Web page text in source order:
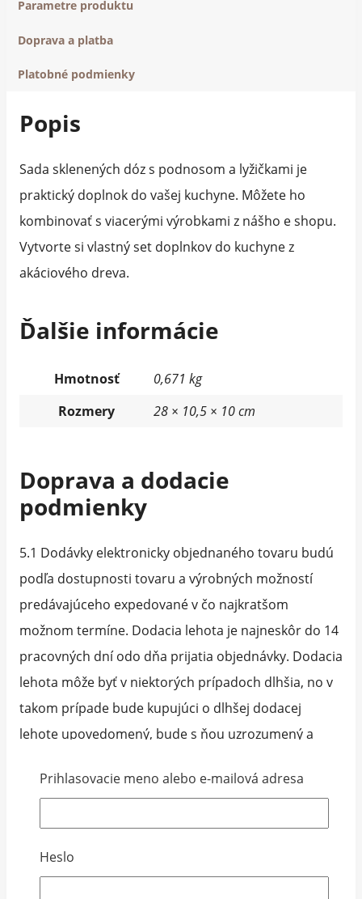
Parametre produktu
Doprava a platba
Platobné podmienky
Popis
Sada sklenených dóz s podnosom a lyžičkami je
praktický doplnok do vašej kuchyne. Môžete ho
kombinovať s viacerými výrobkami z nášho e shopu.
Vytvorte si vlastný set doplnkov do kuchyne z
akáciového dreva.
Ďalšie informácie
Hmotnosť
0,671 kg
Rozmery
28 × 10,5 × 10 cm
Doprava a dodacie
podmienky
5.1 Dodávky elektronicky objednaného tovaru budú
podľa dostupnosti tovaru a výrobných možností
predávajúceho expedované v čo najkratšom
možnom termíne. Dodacia lehota je najneskôr do 14
pracovných dní odo dňa prijatia objednávky. Dodacia
lehota môže byť v niektorých prípadoch dlhšia, no v
takom prípade bude kupujúci o dlhšej dodacej
lehote upovedomený, bude s ňou uzrozumený a
Kupujúci je informovaný o doručení objednaného
5.2 Spôsob dodania tovaru závisí od výberu
kupujúceho. Dodanie tovaru je možné nasledovnými
Prihlasovacie meno alebo e-mailová adresa
Heslo